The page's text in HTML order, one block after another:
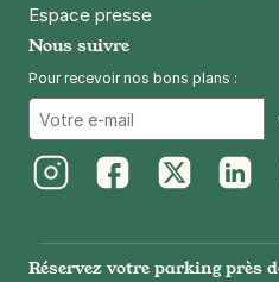
Espace presse
Nous suivre
Pour recevoir nos bons plans :
Réservez votre parking près